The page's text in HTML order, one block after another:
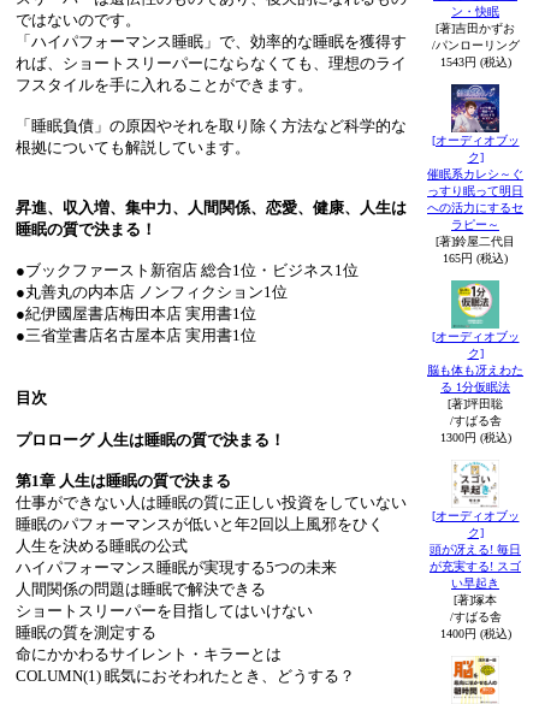
ではないのです。
「ハイパフォーマンス睡眠」で、効率的な睡眠を獲得す
れば、ショートスリーパーにならなくても、理想のライ
フスタイルを手に入れることができます。
「睡眠負債」の原因やそれを取り除く方法など科学的な
根拠についても解説しています。
昇進、収入増、集中力、人間関係、恋愛、健康、人生は
睡眠の質で決まる！
●ブックファースト新宿店 総合1位・ビジネス1位
●丸善丸の内本店 ノンフィクション1位
●紀伊國屋書店梅田本店 実用書1位
●三省堂書店名古屋本店 実用書1位
目次
プロローグ 人生は睡眠の質で決まる！
第1章 人生は睡眠の質で決まる
仕事ができない人は睡眠の質に正しい投資をしていない
睡眠のパフォーマンスが低いと年2回以上風邪をひく
人生を決める睡眠の公式
ハイパフォーマンス睡眠が実現する5つの未来
人間関係の問題は睡眠で解決できる
ショートスリーパーを目指してはいけない
睡眠の質を測定する
命にかかわるサイレント・キラーとは
COLUMN(1) 眠気におそわれたとき、どうする？
ン・快眠
[著]吉田かずお
/パンローリング
1543円 (税込)
[オーディオブッ
ク]
催眠系カレシ～ぐ
っすり眠って明日
への活力にするセ
ラピー～
[著]鈴屋二代目
165円 (税込)
[オーディオブッ
ク]
脳も体も冴えわた
る 1分仮眠法
[著]坪田聡
/すばる舎
1300円 (税込)
[オーディオブッ
ク]
頭が冴える! 毎日
が充実する! スゴ
い早起き
[著]塚本
/すばる舎
1400円 (税込)